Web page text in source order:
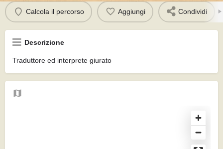
Calcola il percorso Aggiungi Condividi
Descrizione
Traduttore ed interprete giurato